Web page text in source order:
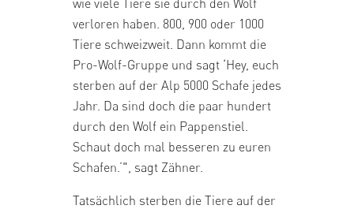
verloren haben. 800, 900 oder 1000
Tiere schweizweit. Dann kommt die
Pro-Wolf-Gruppe und sagt ‘Hey, euch
sterben auf der Alp 5000 Schafe jedes
Jahr. Da sind doch die paar hundert
durch den Wolf ein Pappenstiel.
Schaut doch mal besseren zu euren
Schafen.’", sagt Zähner.
Tatsächlich sterben die Tiere auf der